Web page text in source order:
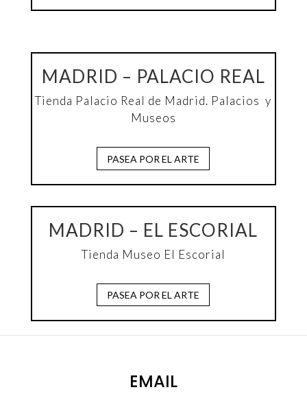
MADRID – PALACIO REAL
Tienda Palacio Real de Madrid. Palacios y
Museos
PASEA POR EL ARTE
MADRID – EL ESCORIAL
Tienda Museo El Escorial
PASEA POR EL ARTE
EMAIL